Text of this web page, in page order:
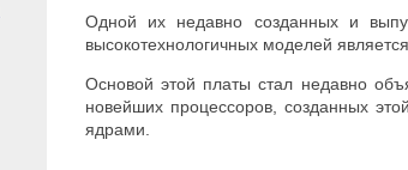
Одной их недавно созданных и
высокотехнологичных моделей
Основой этой платы стал недавно
новейших процессоров, созданных
ядрами.